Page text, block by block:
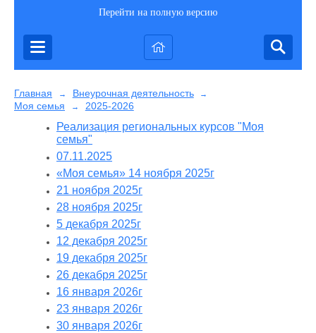
Перейти на полную версию
Главная → Внеурочная деятельность →
Моя семья → 2025-2026
Реализация региональных курсов "Моя
семья"
07.11.2025
«Моя семья» 14 ноября 2025г
21 ноября 2025г
28 ноября 2025г
5 декабря 2025г
12 декабря 2025г
19 декабря 2025г
26 декабря 2025г
16 января 2026г
23 января 2026г
30 января 2026г